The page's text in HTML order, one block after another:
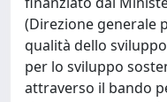
(Direzione generale
qualità dello sviluppo
per lo sviluppo
attraverso il bando